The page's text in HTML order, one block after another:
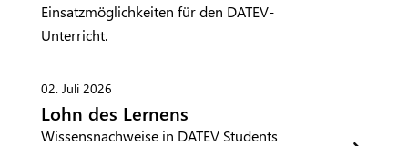
Einsatzmöglichkeiten für den DATEV-
Unterricht.
02. Juli 2026
Lohn des Lernens
Wissensnachweise in DATEV Students